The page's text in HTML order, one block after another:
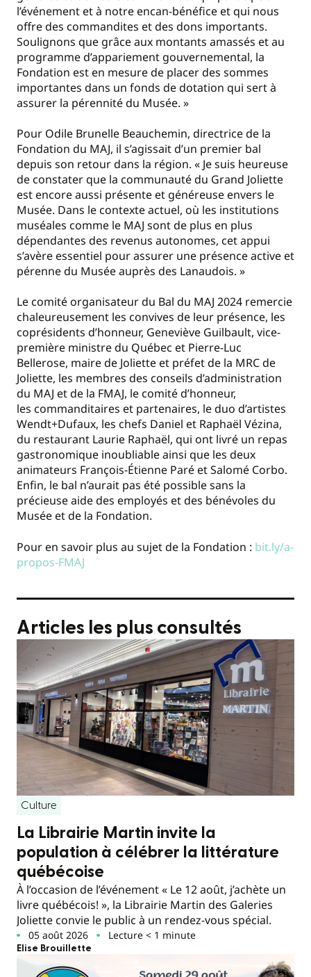
l’événement et à notre encan-bénéfice et qui nous
offre des commandites et des dons importants.
Soulignons que grâce aux montants amassés et au
programme d’appariement gouvernemental, la
Fondation est en mesure de placer des sommes
importantes dans un fonds de dotation qui sert à
assurer la pérennité du Musée. »
Pour Odile Brunelle Beauchemin, directrice de la
Fondation du MAJ, il s’agissait d’un premier bal
depuis son retour dans la région. « Je suis heureuse
de constater que la communauté du Grand Joliette
est encore aussi présente et généreuse envers le
Musée. Dans le contexte actuel, où les institutions
muséales comme le MAJ sont de plus en plus
dépendantes des revenus autonomes, cet appui
s’avère essentiel pour assurer une présence active et
pérenne du Musée auprès des Lanaudois. »
Le comité organisateur du Bal du MAJ 2024 remercie
chaleureusement les convives de leur présence, les
coprésidents d’honneur, Geneviève Guilbault, vice-
première ministre du Québec et Pierre-Luc
Bellerose, maire de Joliette et préfet de la MRC de
Joliette, les membres des conseils d’administration
du MAJ et de la FMAJ, le comité d’honneur,
les commanditaires et partenaires, le duo d’artistes
Wendt+Dufaux, les chefs Daniel et Raphaël Vézina,
du restaurant Laurie Raphaël, qui ont livré un repas
gastronomique inoubliable ainsi que les deux
animateurs François-Étienne Paré et Salomé Corbo.
Enfin, le bal n’aurait pas été possible sans la
précieuse aide des employés et des bénévoles du
Musée et de la Fondation.
Pour en savoir plus au sujet de la Fondation : bit.ly/a-
propos-FMAJ
Articles les plus consultés
Culture
La Librairie Martin invite la
population à célébrer la littérature
québécoise
À l’occasion de l’événement « Le 12 août, j’achète un
livre québécois! », la Librairie Martin des Galeries
Joliette convie le public à un rendez-vous spécial.
05 août 2026 Lecture < 1 minute
Elise Brouillette